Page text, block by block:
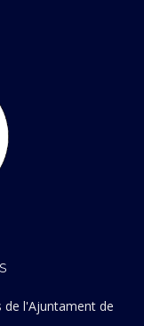
de l'Ajuntament de